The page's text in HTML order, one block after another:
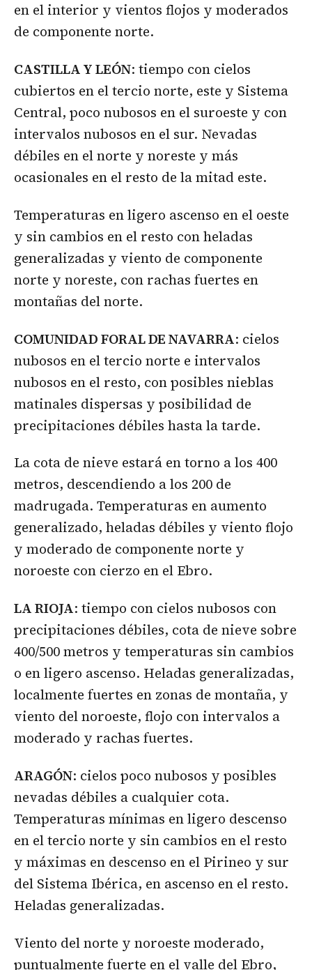
en el interior y vientos flojos y moderados
de componente norte.
CASTILLA Y LEÓN: tiempo con cielos
cubiertos en el tercio norte, este y Sistema
Central, poco nubosos en el suroeste y con
intervalos nubosos en el sur. Nevadas
débiles en el norte y noreste y más
ocasionales en el resto de la mitad este.
Temperaturas en ligero ascenso en el oeste
y sin cambios en el resto con heladas
generalizadas y viento de componente
norte y noreste, con rachas fuertes en
montañas del norte.
COMUNIDAD FORAL DE NAVARRA: cielos
nubosos en el tercio norte e intervalos
nubosos en el resto, con posibles nieblas
matinales dispersas y posibilidad de
precipitaciones débiles hasta la tarde.
La cota de nieve estará en torno a los 400
metros, descendiendo a los 200 de
madrugada. Temperaturas en aumento
generalizado, heladas débiles y viento flojo
y moderado de componente norte y
noroeste con cierzo en el Ebro.
LA RIOJA: tiempo con cielos nubosos con
precipitaciones débiles, cota de nieve sobre
400/500 metros y temperaturas sin cambios
o en ligero ascenso. Heladas generalizadas,
localmente fuertes en zonas de montaña, y
viento del noroeste, flojo con intervalos a
moderado y rachas fuertes.
ARAGÓN: cielos poco nubosos y posibles
nevadas débiles a cualquier cota.
Temperaturas mínimas en ligero descenso
en el tercio norte y sin cambios en el resto
y máximas en descenso en el Pirineo y sur
del Sistema Ibérica, en ascenso en el resto.
Heladas generalizadas.
Viento del norte y noroeste moderado,
puntualmente fuerte en el valle del Ebro,